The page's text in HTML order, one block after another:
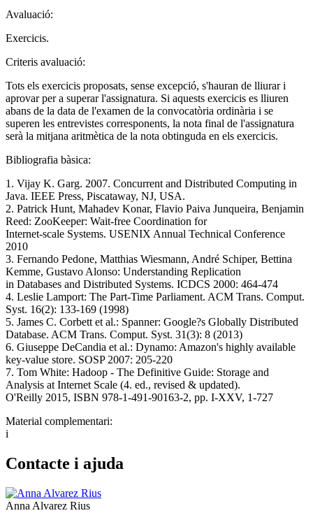
Avaluació:
Exercicis.
Criteris avaluació:
Tots els exercicis proposats, sense excepció, s'hauran de lliurar i
aprovar per a superar l'assignatura. Si aquests exercicis es lliuren
abans de la data de l'examen de la convocatòria ordinària i se
superen les entrevistes corresponents, la nota final de l'assignatura
serà la mitjana aritmètica de la nota obtinguda en els exercicis.
Bibliografia bàsica:
1. Vijay K. Garg. 2007. Concurrent and Distributed Computing in
Java. IEEE Press, Piscataway, NJ, USA.
2. Patrick Hunt, Mahadev Konar, Flavio Paiva Junqueira, Benjamin
Reed: ZooKeeper: Wait-free Coordination for
Internet-scale Systems. USENIX Annual Technical Conference
2010
3. Fernando Pedone, Matthias Wiesmann, André Schiper, Bettina
Kemme, Gustavo Alonso: Understanding Replication
in Databases and Distributed Systems. ICDCS 2000: 464-474
4. Leslie Lamport: The Part-Time Parliament. ACM Trans. Comput.
Syst. 16(2): 133-169 (1998)
5. James C. Corbett et al.: Spanner: Google?s Globally Distributed
Database. ACM Trans. Comput. Syst. 31(3): 8 (2013)
6. Giuseppe DeCandia et al.: Dynamo: Amazon's highly available
key-value store. SOSP 2007: 205-220
7. Tom White: Hadoop - The Definitive Guide: Storage and
Analysis at Internet Scale (4. ed., revised & updated).
O'Reilly 2015, ISBN 978-1-491-90163-2, pp. I-XXV, 1-727
Material complementari:
i
Contacte i ajuda
Anna Alvarez Rius